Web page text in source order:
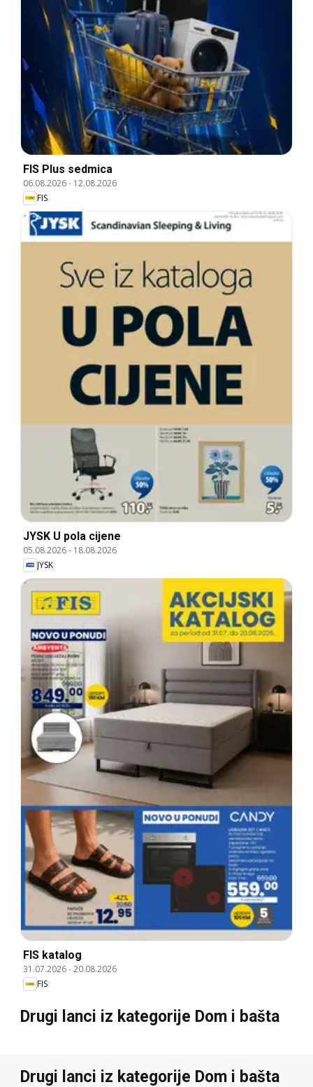
FIS Plus sedmica
06.08.2026- 12.08.2026
FIS
JYSK U pola cijene
05.08.2026- 18.08.2026
JYSK
FIS katalog
31.07.2026-20.08.2026
FIS
Drugi lanci iz kategorije Dom i bašta
Drugi lanci iz kategorije Dom i bašta